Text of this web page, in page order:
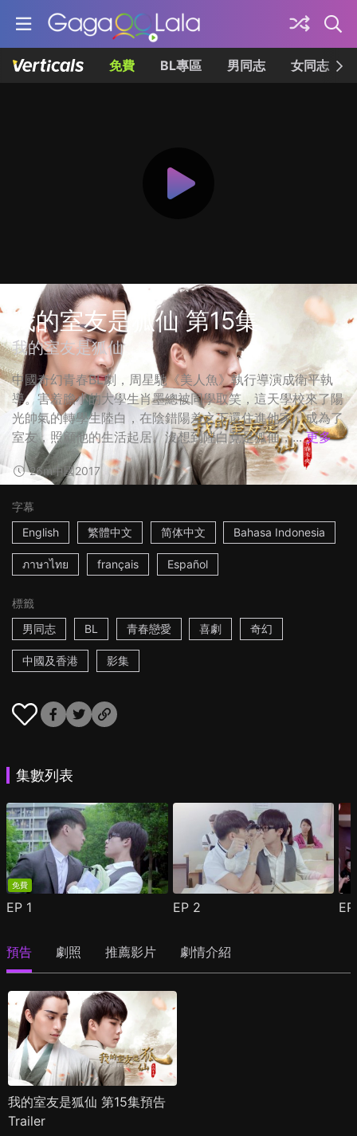
免費 BL專區 男同志 女同志
我的室友是狐仙 第15集
我的室友是狐仙
中國奇幻青春BL劇，周星馳《美人魚》執行導演成衛平執
導。害羞膽小的大學生肖墨總被同學取笑，這天學校來了陽
光帥氣的轉學生陸白，在陰錯陽差之下還住進他家，成為了
室友，照顧他的生活起居。沒想到陸白竟是狐仙，... 更多
26m中國2017
字幕
English
繁體中文 简体中文 Bahasa Indonesia
ภาษาไทย français Español
標籤
男同志
BL 青春戀愛 喜劇 奇幻
中國及香港 影集
集數列表
免費
EP 1 EP 2
預告 劇照 推薦影片 劇情介紹
我的室友是狐仙 第15集預告
Trailer